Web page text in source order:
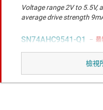
Voltage range 2V to 5.5V,
average drive strength
最
SN74AHC9541-Q1
具有 3 態輸出和施密特觸